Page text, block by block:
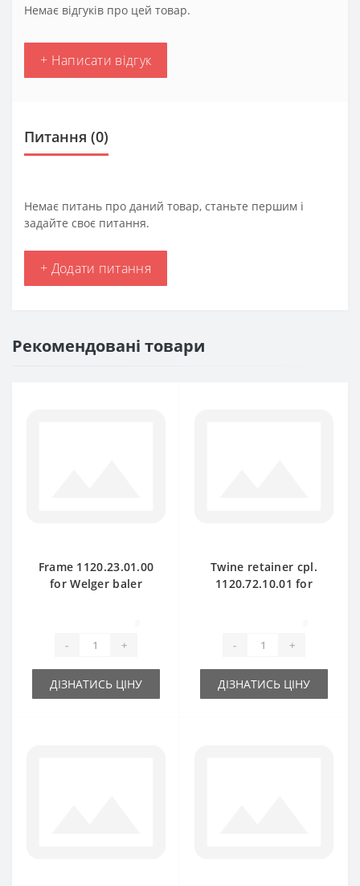
Немає відгуків про цей товар.
+ Написати відгук
Питання (0)
Немає питань про даний товар, станьте першим і
задайте своє питання.
+ Додати питання
Рекомендовані товари
Frame 1120.23.01.00
for Welger baler
- +
ДІЗНАТИСЬ ЦІНУ
Twine retainer cpl.
1120.72.10.01 for
- +
ДІЗНАТИСЬ ЦІНУ